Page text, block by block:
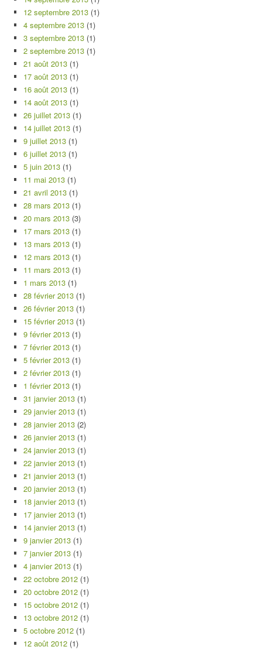
12 septembre 2013 (1)
4 septembre 2013 (1)
3 septembre 2013 (1)
2 septembre 2013 (1)
21 août 2013 (1)
17 août 2013 (1)
16 août 2013 (1)
14 août 2013 (1)
26 juillet 2013 (1)
14 juillet 2013 (1)
9 juillet 2013 (1)
6 juillet 2013 (1)
5 juin 2013 (1)
11 mai 2013 (1)
21 avril 2013 (1)
28 mars 2013 (1)
20 mars 2013 (3)
17 mars 2013 (1)
13 mars 2013 (1)
12 mars 2013 (1)
11 mars 2013 (1)
1 mars 2013 (1)
28 février 2013 (1)
26 février 2013 (1)
15 février 2013 (1)
9 février 2013 (1)
7 février 2013 (1)
5 février 2013 (1)
2 février 2013 (1)
1 février 2013 (1)
31 janvier 2013 (1)
29 janvier 2013 (1)
28 janvier 2013 (2)
26 janvier 2013 (1)
24 janvier 2013 (1)
22 janvier 2013 (1)
21 janvier 2013 (1)
20 janvier 2013 (1)
18 janvier 2013 (1)
17 janvier 2013 (1)
14 janvier 2013 (1)
9 janvier 2013 (1)
7 janvier 2013 (1)
4 janvier 2013 (1)
22 octobre 2012 (1)
20 octobre 2012 (1)
15 octobre 2012 (1)
13 octobre 2012 (1)
5 octobre 2012 (1)
12 août 2012 (1)